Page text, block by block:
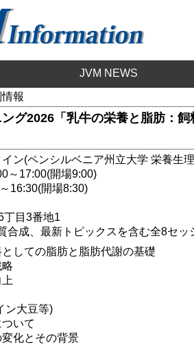
JVM NEWS
報
グ2026「乳牛の栄養と脂肪：
ン(ペンシルベニア州立大学 栄養生
～17:00(開場9:00)
16:30(開場8:30)
丁目3番地1
合成、最新トピックスを含む全8セッ
しての脂肪と脂肪代謝の基礎
ン大豆等)
いて
化とその背景